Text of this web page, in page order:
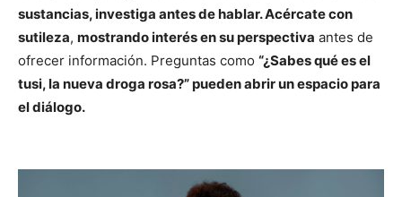
sustancias, investiga antes de hablar. Acércate con
sutileza, mostrando interés en su perspectiva antes de
ofrecer información. Preguntas como “¿Sabes qué es el
tusi, la nueva droga rosa?” pueden abrir un espacio para
el diálogo.